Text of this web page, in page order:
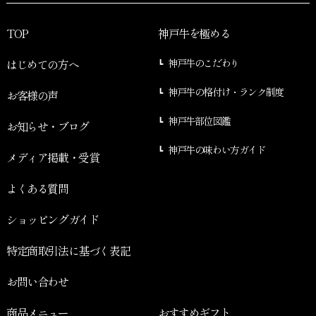
TOP
はじめての方へ
お客様の声
お知らせ・ブログ
メディア掲載・受賞
よくある質問
ショッピングガイド
特定商取引法に基づく表記
お問い合わせ
神戸牛を極める
神戸牛のこだわり
神戸牛の格付け・ランク制度
神戸牛部位図鑑
神戸牛の味わい方ガイド
商品メニュー おすすめギフト